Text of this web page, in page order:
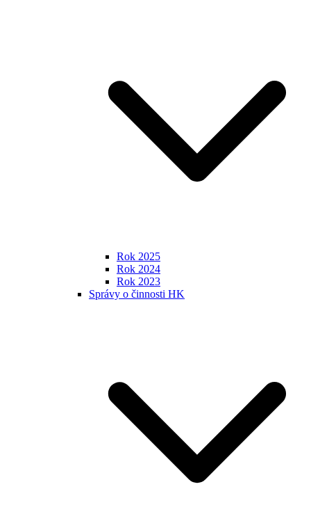
Rok 2025
Rok 2024
Rok 2023
Správy o činnosti HK